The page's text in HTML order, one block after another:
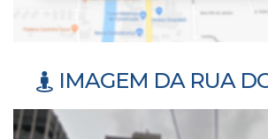
IMAGEM DA RUA